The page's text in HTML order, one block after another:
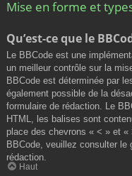
Mise en forme et
Qu’est-ce que le
Le BBCode est une
un meilleur contrôle sur la
BBCode est déterminée par
également possible de la
formulaire de rédaction. Le
HTML, les balises sont
place des chevrons « < » et «
BBCode, veuillez consulter
rédaction.
Haut